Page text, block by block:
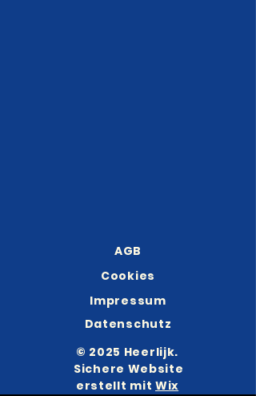
AGB
Cookies
Impressum
Datenschutz
© 2025 Heerlijk.
Sichere Website
erstellt mit Wix